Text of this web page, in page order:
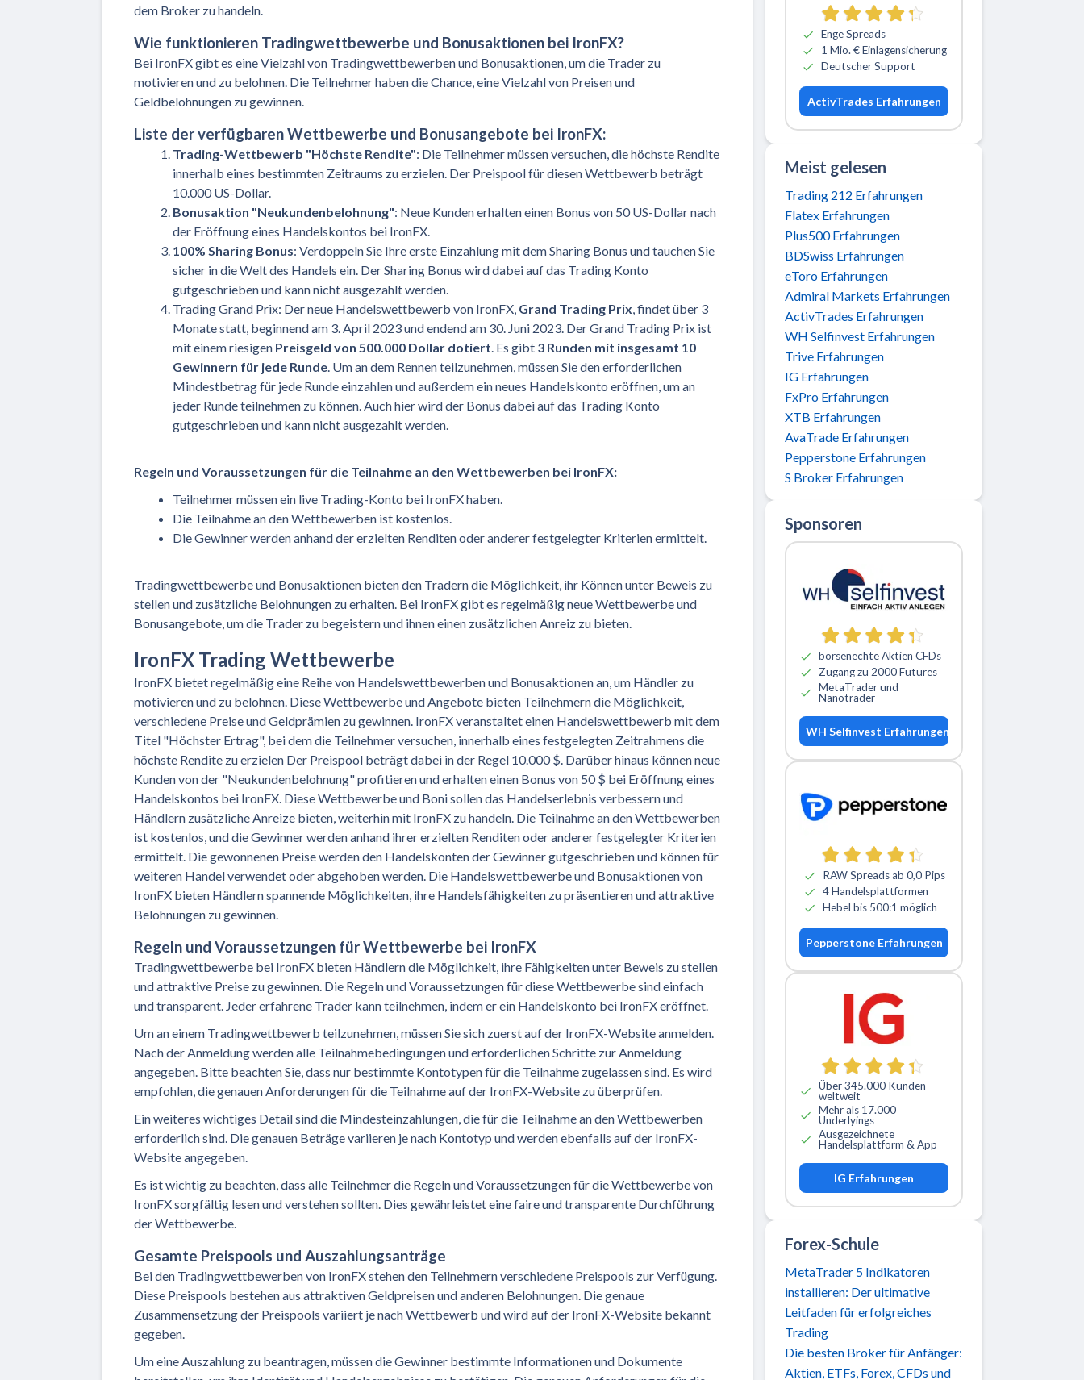
dem Broker zu handeln.
Wie funktionieren Tradingwettbewerbe und Bonusaktionen bei IronFX?
Bei IronFX gibt es eine Vielzahl von Tradingwettbewerben und Bonusaktionen, um die Trader zu
motivieren und zu belohnen. Die Teilnehmer haben die Chance, eine Vielzahl von Preisen und
Geldbelohnungen zu gewinnen.
Liste der verfügbaren Wettbewerbe und Bonusangebote bei IronFX:
Trading-Wettbewerb "Höchste Rendite": Die Teilnehmer müssen versuchen, die höchste Rendite
innerhalb eines bestimmten Zeitraums zu erzielen. Der Preispool für diesen Wettbewerb beträgt
10.000 US-Dollar.
Bonusaktion "Neukundenbelohnung": Neue Kunden erhalten einen Bonus von 50 US-Dollar nach
der Eröffnung eines Handelskontos bei IronFX.
100% Sharing Bonus: Verdoppeln Sie Ihre erste Einzahlung mit dem Sharing Bonus und tauchen Sie
sicher in die Welt des Handels ein. Der Sharing Bonus wird dabei auf das Trading Konto
gutgeschrieben und kann nicht ausgezahlt werden.
Trading Grand Prix: Der neue Handelswettbewerb von IronFX, Grand Trading Prix, findet über 3
Monate statt, beginnend am 3. April 2023 und endend am 30. Juni 2023. Der Grand Trading Prix ist
mit einem riesigen Preisgeld von 500.000 Dollar dotiert. Es gibt 3 Runden mit insgesamt 10
Gewinnern für jede Runde. Um an dem Rennen teilzunehmen, müssen Sie den erforderlichen
Mindestbetrag für jede Runde einzahlen und außerdem ein neues Handelskonto eröffnen, um an
jeder Runde teilnehmen zu können. Auch hier wird der Bonus dabei auf das Trading Konto
gutgeschrieben und kann nicht ausgezahlt werden.
Regeln und Voraussetzungen für die Teilnahme an den Wettbewerben bei IronFX:
Teilnehmer müssen ein live Trading-Konto bei IronFX haben.
Die Teilnahme an den Wettbewerben ist kostenlos.
Die Gewinner werden anhand der erzielten Renditen oder anderer festgelegter Kriterien ermittelt.
Tradingwettbewerbe und Bonusaktionen bieten den Tradern die Möglichkeit, ihr Können unter Beweis zu
stellen und zusätzliche Belohnungen zu erhalten. Bei IronFX gibt es regelmäßig neue Wettbewerbe und
Bonusangebote, um die Trader zu begeistern und ihnen einen zusätzlichen Anreiz zu bieten.
IronFX Trading Wettbewerbe
IronFX bietet regelmäßig eine Reihe von Handelswettbewerben und Bonusaktionen an, um Händler zu
motivieren und zu belohnen. Diese Wettbewerbe und Angebote bieten Teilnehmern die Möglichkeit,
verschiedene Preise und Geldprämien zu gewinnen. IronFX veranstaltet einen Handelswettbewerb mit dem
Titel "Höchster Ertrag", bei dem die Teilnehmer versuchen, innerhalb eines festgelegten Zeitrahmens die
höchste Rendite zu erzielen Der Preispool beträgt dabei in der Regel 10.000 $. Darüber hinaus können neue
Kunden von der "Neukundenbelohnung" profitieren und erhalten einen Bonus von 50 $ bei Eröffnung eines
Handelskontos bei IronFX. Diese Wettbewerbe und Boni sollen das Handelserlebnis verbessern und
Händlern zusätzliche Anreize bieten, weiterhin mit IronFX zu handeln. Die Teilnahme an den Wettbewerben
ist kostenlos, und die Gewinner werden anhand ihrer erzielten Renditen oder anderer festgelegter Kriterien
ermittelt. Die gewonnenen Preise werden den Handelskonten der Gewinner gutgeschrieben und können für
weiteren Handel verwendet oder abgehoben werden. Die Handelswettbewerbe und Bonusaktionen von
IronFX bieten Händlern spannende Möglichkeiten, ihre Handelsfähigkeiten zu präsentieren und attraktive
Belohnungen zu gewinnen.
Regeln und Voraussetzungen für Wettbewerbe bei IronFX
Tradingwettbewerbe bei IronFX bieten Händlern die Möglichkeit, ihre Fähigkeiten unter Beweis zu stellen
und attraktive Preise zu gewinnen. Die Regeln und Voraussetzungen für diese Wettbewerbe sind einfach
und transparent. Jeder erfahrene Trader kann teilnehmen, indem er ein Handelskonto bei IronFX eröffnet.
Um an einem Tradingwettbewerb teilzunehmen, müssen Sie sich zuerst auf der IronFX-Website anmelden.
Nach der Anmeldung werden alle Teilnahmebedingungen und erforderlichen Schritte zur Anmeldung
angegeben. Bitte beachten Sie, dass nur bestimmte Kontotypen für die Teilnahme zugelassen sind. Es wird
empfohlen, die genauen Anforderungen für die Teilnahme auf der IronFX-Website zu überprüfen.
Ein weiteres wichtiges Detail sind die Mindesteinzahlungen, die für die Teilnahme an den Wettbewerben
erforderlich sind. Die genauen Beträge variieren je nach Kontotyp und werden ebenfalls auf der IronFX-
Website angegeben.
Es ist wichtig zu beachten, dass alle Teilnehmer die Regeln und Voraussetzungen für die Wettbewerbe von
IronFX sorgfältig lesen und verstehen sollten. Dies gewährleistet eine faire und transparente Durchführung
der Wettbewerbe.
Gesamte Preispools und Auszahlungsanträge
Bei den Tradingwettbewerben von IronFX stehen den Teilnehmern verschiedene Preispools zur Verfügung.
Diese Preispools bestehen aus attraktiven Geldpreisen und anderen Belohnungen. Die genaue
Zusammensetzung der Preispools variiert je nach Wettbewerb und wird auf der IronFX-Website bekannt
gegeben.
Um eine Auszahlung zu beantragen, müssen die Gewinner bestimmte Informationen und Dokumente
Enge Spreads
1 Mio. € Einlagensicherung
Deutscher Support
ActivTrades Erfahrungen
Meist gelesen
Trading 212 Erfahrungen
Flatex Erfahrungen
Plus500 Erfahrungen
BDSwiss Erfahrungen
eToro Erfahrungen
Admiral Markets Erfahrungen
ActivTrades Erfahrungen
WH Selfinvest Erfahrungen
Trive Erfahrungen
IG Erfahrungen
FxPro Erfahrungen
XTB Erfahrungen
AvaTrade Erfahrungen
Pepperstone Erfahrungen
S Broker Erfahrungen
Sponsoren
börsenechte Aktien CFDs
Zugang zu 2000 Futures
MetaTrader und
Nanotrader
WH Selfinvest Erfahrungen
RAW Spreads ab 0,0 Pips
4 Handelsplattformen
Hebel bis 500:1 möglich
Pepperstone Erfahrungen
Über 345.000 Kunden
weltweit
Mehr als 17.000
Underlyings
Ausgezeichnete
Handelsplattform & App
IG Erfahrungen
Forex-Schule
MetaTrader 5 Indikatoren
installieren: Der ultimative
Leitfaden für erfolgreiches
Trading
Die besten Broker für Anfänger:
Aktien, ETFs, Forex, CFDs und